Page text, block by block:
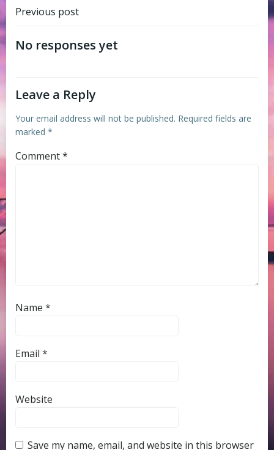
Post
navigation
Previous post
No responses yet
Leave a Reply
Your email address will not be published. Required fields are
marked *
Comment*
Name *
Email *
Website
Save my name, email, and website in this browser